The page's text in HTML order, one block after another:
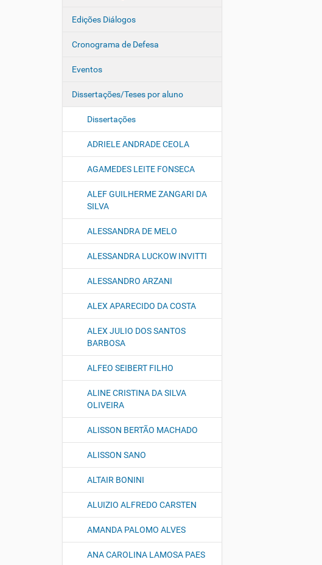
Edições Diálogos
Cronograma de Defesa
Eventos
Dissertações/Teses por aluno
Dissertações
ADRIELE ANDRADE CEOLA
AGAMEDES LEITE FONSECA
ALEF GUILHERME ZANGARI DA
SILVA
ALESSANDRA DE MELO
ALESSANDRA LUCKOW INVITTI
ALESSANDRO ARZANI
ALEX APARECIDO DA COSTA
ALEX JULIO DOS SANTOS
BARBOSA
ALFEO SEIBERT FILHO
ALINE CRISTINA DA SILVA
OLIVEIRA
ALISSON BERTÃO MACHADO
ALISSON SANO
ALTAIR BONINI
ALUIZIO ALFREDO CARSTEN
AMANDA PALOMO ALVES
ANA CAROLINA LAMOSA PAES